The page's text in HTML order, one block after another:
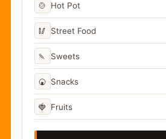
🍲 Hot Pot
🥢 Street Food
🍡 Sweets
🍘 Snacks
🍓 Fruits